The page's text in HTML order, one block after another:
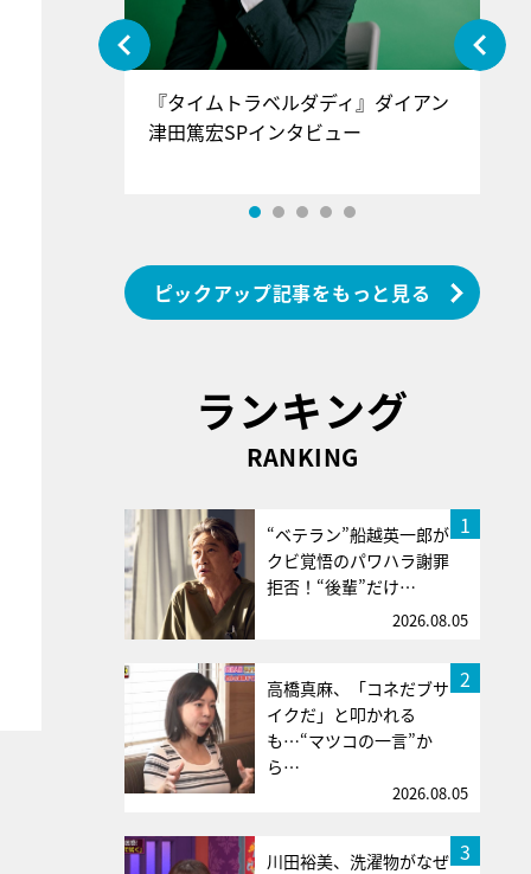
『タイムトラベルダディ』ダイアン
津田篤宏SPインタビュー
ピックアップ記事をもっと見る
ランキング
RANKING
1
“ベテラン”船越英一郎が
クビ覚悟のパワハラ謝罪
拒否！“後輩”だけ…
2026.08.05
2
高橋真麻、「コネだブサ
イクだ」と叩かれる
も…“マツコの一言”か
ら…
2026.08.05
3
川田裕美、洗濯物がなぜ